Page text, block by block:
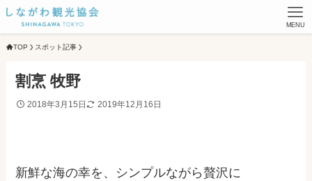
MENU
TOP スポット記事
割烹 牧野
2018年3月15日 2019年12月16日
新鮮な海の幸を、シンプルながら贅沢に